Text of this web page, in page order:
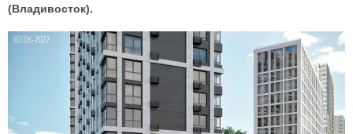
(Владивосток).